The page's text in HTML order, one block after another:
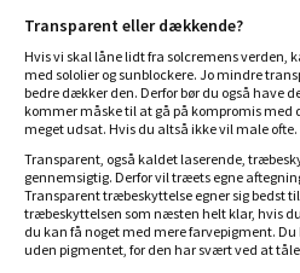
Transparent eller dækkende?
Hvis vi skal låne lidt fra solcremens
med sololier og sunblockere. Jo mindre
bedre dækker den. Derfor bør du også have
kommer måske til at gå på kompromis
meget udsat. Hvis du altså ikke vil male ofte.
Transparent, også kaldet laserende,
gennemsigtig. Derfor vil træets egne
Transparent træbeskyttelse egner sig bedst
træbeskyttelsen som næsten helt klar, hvis
du kan få noget med mere farvepigment.
uden pigmentet, for den har svært ved at